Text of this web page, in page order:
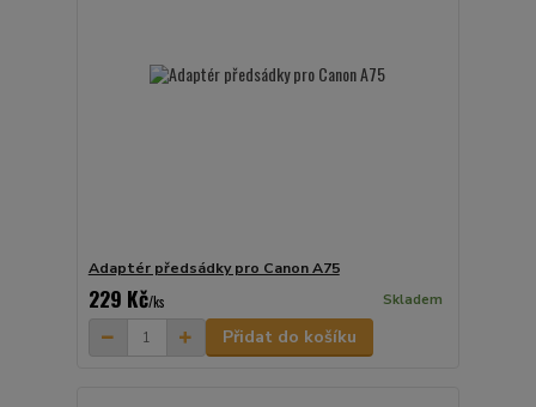
Adaptér předsádky pro Canon A75
229 Kč/ks Skladem
Přidat do košíku